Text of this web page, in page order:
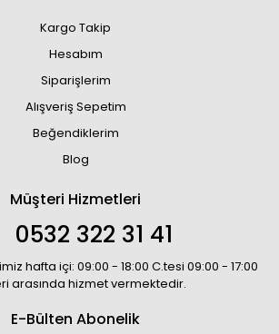
Kargo Takip
Hesabım
Siparişlerim
Alışveriş Sepetim
Beğendiklerim
Blog
Müşteri Hizmetleri
0532 322 31 41
hafta içi: 09:00 - 18:00 C.tesi 09:00 - 17:00
arasında hizmet vermektedir.
E-Bülten Abonelik